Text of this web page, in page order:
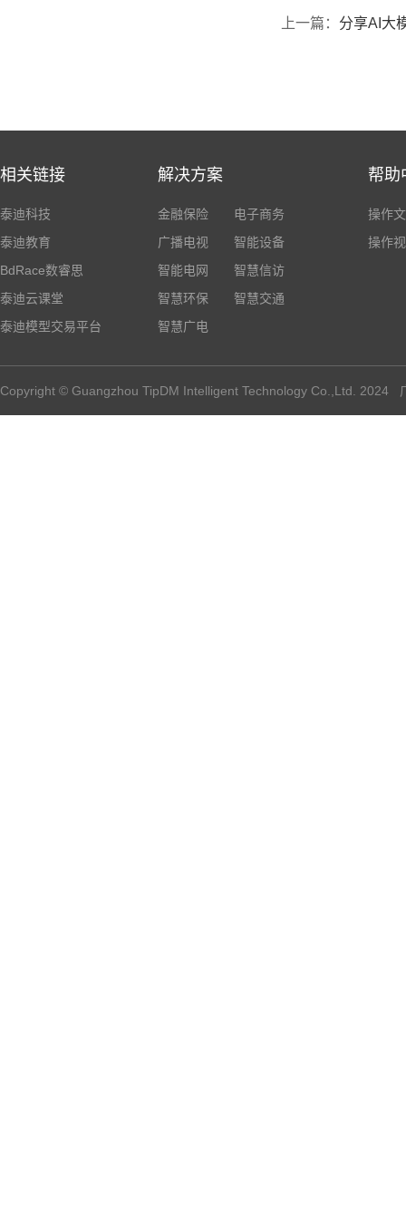
上一篇： 分享AI大
相关链接
泰迪科技
泰迪教育
BdRace数睿思
泰迪云课堂
泰迪模型交易平台
解决方案
金融保险
电子商务
广播电视
智能设备
智能电网
智慧信访
智慧环保
智慧交通
智慧广电
帮助
操作
操作
Copyright © Guangzhou TipDM Intelligent Technology Co.,Ltd. 2024